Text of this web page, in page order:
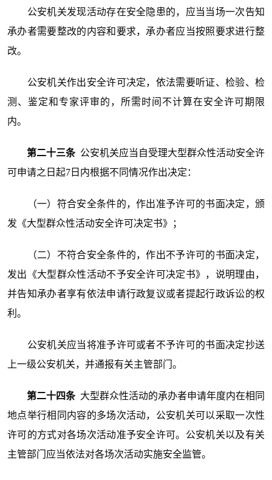
公安机关发现活动存在安全隐患的，应当当场一次告知
承办者需要整改的内容和要求，承办者应当按照要求进行整
改。
公安机关作出安全许可决定，依法需要听证、检验、检
测、鉴定和专家评审的，所需时间不计算在安全许可期限
内。
第二十三条 公安机关应当自受理大型群众性活动安全许
可申请之日起7日内根据不同情况作出决定：
（一）符合安全条件的，作出准予许可的书面决定，颁
发《大型群众性活动安全许可决定书》；
（二）不符合安全条件的，作出不予许可的书面决定，
发出《大型群众性活动不予安全许可决定书》，说明理由，
并告知承办者享有依法申请行政复议或者提起行政诉讼的权
利。
公安机关应当将准予许可或者不予许可的书面决定抄送
上一级公安机关，并通报有关主管部门。
第二十四条 大型群众性活动的承办者申请年度内在相同
地点举行相同内容的多场次活动，公安机关可以采取一次性
许可的方式对各场次活动准予安全许可。公安机关以及有关
主管部门应当依法对各场次活动实施安全监管。